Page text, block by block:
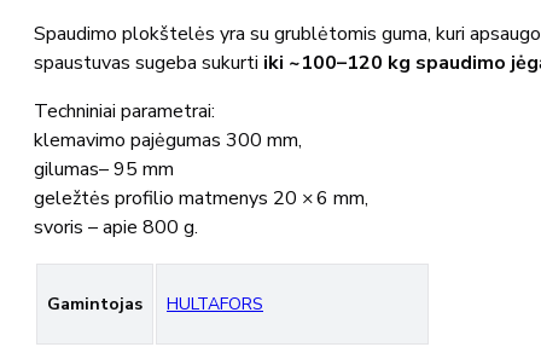
Spaudimo plokštelės yra su grublėtomis guma, kuri
spaustuvas sugeba sukurti iki ~100–120 kg spaudimo
Techniniai parametrai:
klemavimo pajėgumas 300 mm,
gilumas– 95 mm
geležtės profilio matmenys 20 × 6 mm,
svoris – apie 800 g.
Gamintojas HULTAFORS